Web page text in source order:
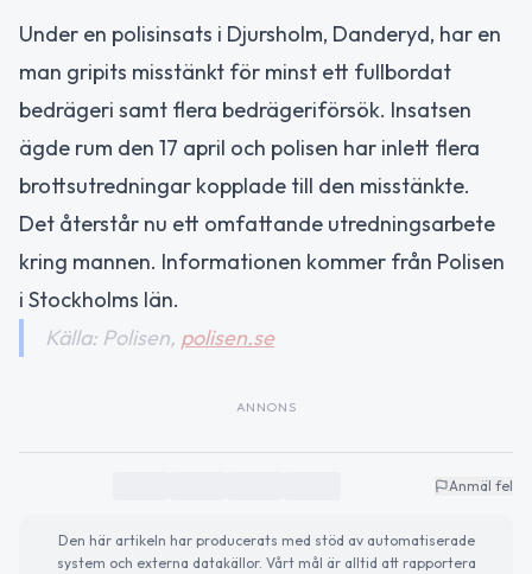
Under en polisinsats i Djursholm, Danderyd, har en
man gripits misstänkt för minst ett fullbordat
bedrägeri samt flera bedrägeriförsök. Insatsen
ägde rum den 17 april och polisen har inlett flera
brottsutredningar kopplade till den misstänkte.
Det återstår nu ett omfattande utredningsarbete
kring mannen. Informationen kommer från Polisen
i Stockholms län.
Källa: Polisen, polisen.se
ANNONS
Anmäl fel
Den här artikeln har producerats med stöd av automatiserade
system och externa datakällor. Vårt mål är alltid att rapportera